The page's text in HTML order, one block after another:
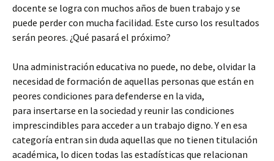
docente se logra con muchos años de buen trabajo y se
puede perder con mucha facilidad. Este curso los resultados
serán peores. ¿Qué pasará el próximo?
Una administración educativa no puede, no debe, olvidar la
necesidad de formación de aquellas personas que están en
peores condiciones para defenderse en la vida,
para insertarse en la sociedad y reunir las condiciones
imprescindibles para acceder a un trabajo digno. Y en esa
categoría entran sin duda aquellas que no tienen titulación
académica, lo dicen todas las estadísticas que relacionan